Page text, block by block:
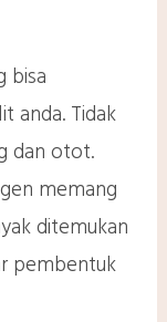
bisa
anda. Tidak
dan otot.
memang
ditemukan
pembentuk